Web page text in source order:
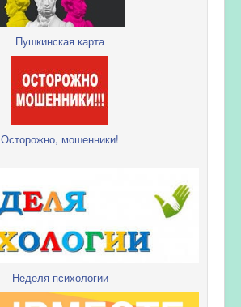
Пушкинская карта
Осторожно, мошенники!
Неделя психологии